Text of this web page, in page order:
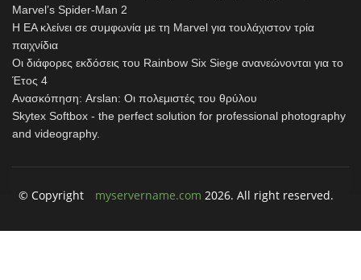
Marvel’s Spider-Man 2
Η EA κλείνει σε συμφωνία με τη Marvel για τουλάχιστον τρία
παιχνίδια
Οι διάφορες εκδόσεις του Rainbow Six Siege ανανεώνονται για το
Έτος 4
Ανασκόπηση: Arslan: Οι πολεμιστές του θρύλου
Skytex Softbox - the perfect solution for professional photography
and videography.
© Copyright myservername.com 2026. All right reserved.